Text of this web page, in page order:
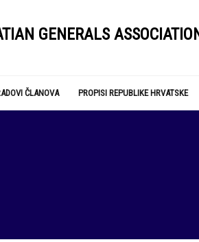
ČLANOVA PROPISI REPUBLIKE HRVATSKE